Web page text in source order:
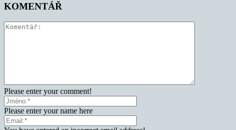
KOMENTÁŘ
Please enter your comment!
Please enter your name here